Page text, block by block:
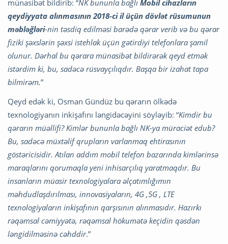
münasibət bildirib: “NK bununla bağlı Mobil cihazların
qeydiyyata alınmasının 2018-ci il üçün dövlət rüsumunun
məbləğləri-nin təsdiq edilməsi barədə qərar verib və bu qərar
fiziki şəxslərin şəxsi istehlak üçün gətirdiyi telefonlara şamil
olunur. Dərhal bu qərara münasibət bildirərək qeyd etmək
istərdim ki, bu, sadəcə rüsvayçılıqdır. Başqa bir izahat tapa
bilmirəm.”
Qeyd edək ki, Osman Gündüz bu qərarın ölkədə
texnologiyanın inkişafını ləngidəcəyini söyləyib: “Kimdir bu
qərarın müəllifi? Kimlər bununla bağlı NK-ya müraciət edub?
Bu, sadəcə müxtəlif qrupların varlanmaq ehtirasının
göstəricisidir.Atılan addım mobil telefon bazarında kimlərinsə
maraqlarını qorumaqla yeni inhisarçılıq yaratmaqdır. Bu
insanların müasir texnologiyalara əlçatımlığımın
məhdudlaşdırılması, innovasiyaların, 4G ,5G , LTE
texnologiyaların inkişafının qarşısının alınmasıdır. Hazırkı
rəqəmsal cəmiyyətə, rəqəmsal hökumətə keçidin qəsdən
ləngidilməsinə cəhddir.”